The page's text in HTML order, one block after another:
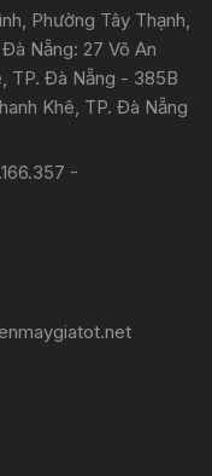
Phường Tây Thạnh,
Nẵng: 27 Võ An
TP. Đà Nẵng - 385B
Khê, TP. Đà Nẵng
-